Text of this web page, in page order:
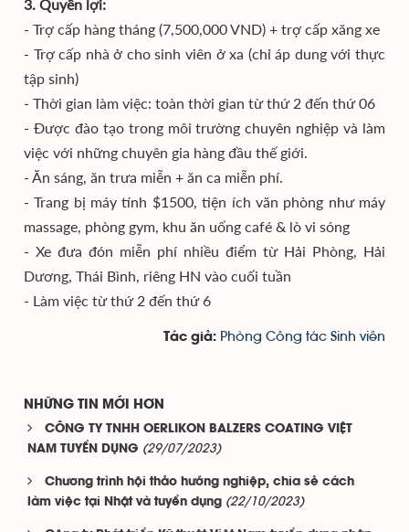
3. Quyền lợi:
- Trợ cấp hàng tháng (7,500,000 VND) + trợ cấp xăng xe
- Trợ cấp nhà ở cho sinh viên ở xa (chỉ áp dung với thực
tập sinh)
- Thời gian làm việc: toàn thời gian từ thứ 2 đến thứ 06
- Được đào tạo trong môi trường chuyên nghiệp và làm
việc với những chuyên gia hàng đầu thế giới.
- Ăn sáng, ăn trưa miễn + ăn ca miễn phí.
- Trang bị máy tính $1500, tiện ích văn phòng như máy
massage, phòng gym, khu ăn uống café & lò vi sóng
- Xe đưa đón miễn phí nhiều điểm từ Hải Phòng, Hải
Dương, Thái Bình, riêng HN vào cuối tuần
- Làm việc từ thứ 2 đến thứ 6
Tác giả: Phòng Công tác Sinh viên
NHỮNG TIN MỚI HƠN
CÔNG TY TNHH OERLIKON BALZERS COATING VIỆT
NAM TUYỂN DỤNG (29/07/2023)
Chương trình hội thảo hướng nghiệp, chia sẻ cách
làm việc tại Nhật và tuyển dụng (22/10/2023)